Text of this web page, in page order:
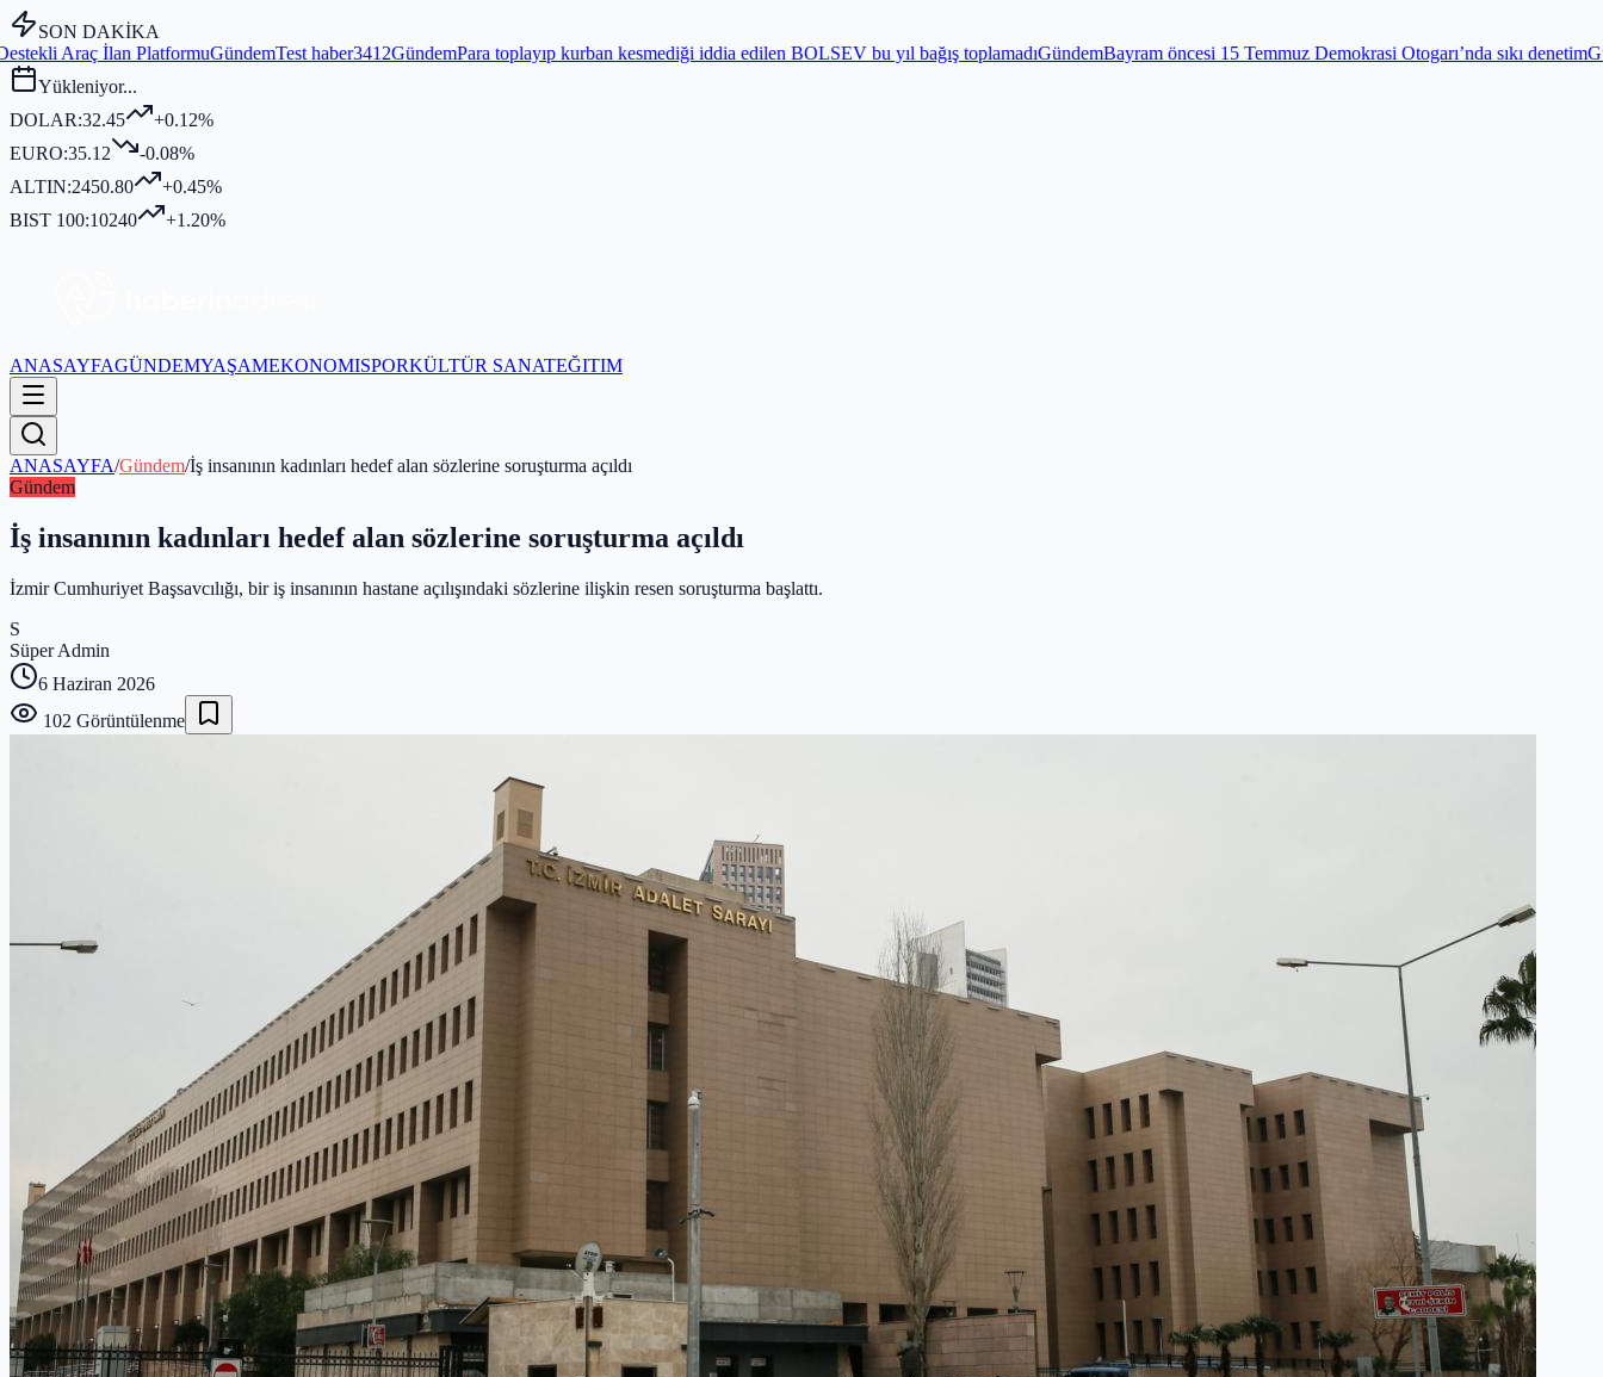
SON DAKİKA
GündemTest haber3412GündemPara toplayıp kurban kesmediği iddia edilen BOLSEV bu yıl bağış toplamadıGündemBayram öncesi 15 Temmuz Demokrasi Otogarı’nda sıkı denetimGündemEdirnekapı
Yükleniyor...
DOLAR:32.45
+0.12%
EURO:35.12
-0.08%
ALTIN:2450.80
+0.45%
BIST 100:10240 +1.20%
ANASAYFAGÜNDEMYAŞAMEKONOMISPORKÜLTÜR SANATEĞITIM
ANASAYFA/Gündem/İş insanının kadınları hedef alan sözlerine soruşturma açıldı
Gündem
İş insanının kadınları hedef alan sözlerine soruşturma açıldı
İzmir Cumhuriyet Başsavcılığı, bir iş insanının hastane açılışındaki sözlerine ilişkin resen soruşturma başlattı.
S
Süper Admin
6 Haziran 2026
102 Görüntülenme